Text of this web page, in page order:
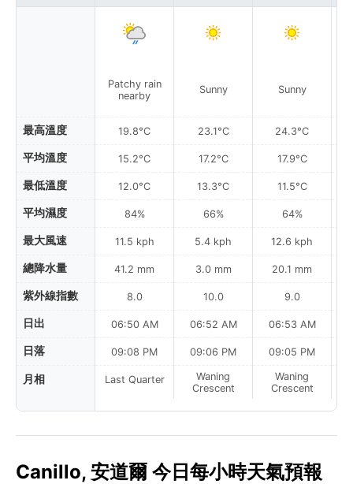
最高溫度
平均溫度
最低溫度
平均濕度
最大風速
總降水量
紫外線指數
日出
日落
月相
Patchy rain
nearby
19.8°C
15.2°C
12.0°C
84%
11.5 kph
41.2 mm
8.0
06:50 AM
09:08 PM
Last Quarter
Sunny
23.1°C
17.2°C
13.3°C
66%
5.4 kph
3.0 mm
10.0
06:52 AM
09:06 PM
Waning
Crescent
Sunny
24.3°C
17.9°C
11.5°C
64%
12.6 kph
20.1 mm
9.0
06:53 AM
09:05 PM
Waning
Crescent
Canillo, 安道爾 今日每小時天氣預報